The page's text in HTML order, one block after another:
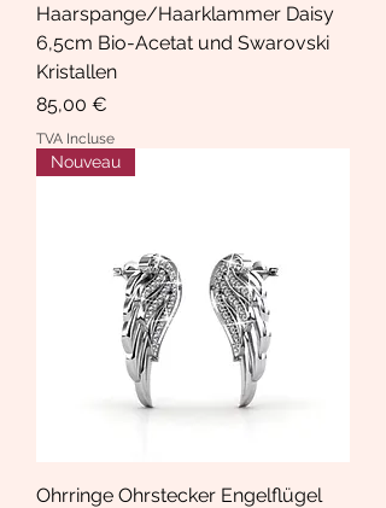
Haarspange/Haarklammer Daisy
6,5cm Bio-Acetat und Swarovski
Kristallen
Prix
85,00 €
TVA Incluse
Nouveau
Ohrringe Ohrstecker Engelflügel